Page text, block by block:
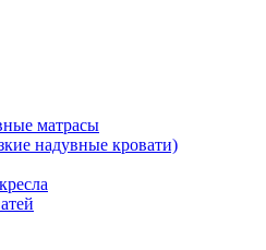
матрасы
надувные кровати)